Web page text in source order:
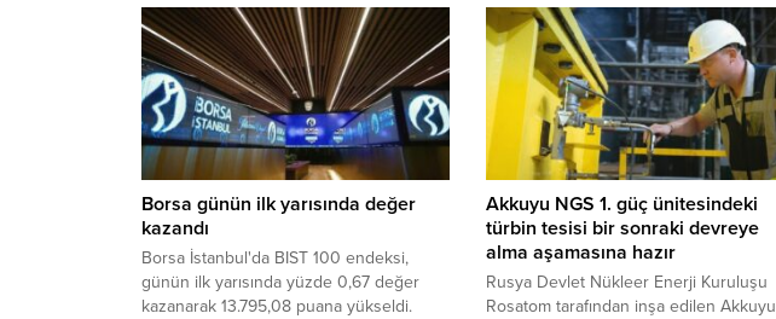
dönüşecek.
Borsa günün ilk yarısında değer
kazandı
Borsa İstanbul'da BIST 100 endeksi,
günün ilk yarısında yüzde 0,67 değer
kazanarak 13.795,08 puana yükseldi.
Akkuyu NGS 1. güç ünitesindeki
türbin tesisi bir sonraki devreye
alma aşamasına hazır
Rusya Devlet Nükleer Enerji Kuruluşu
Rosatom tarafından inşa edilen Akkuyu